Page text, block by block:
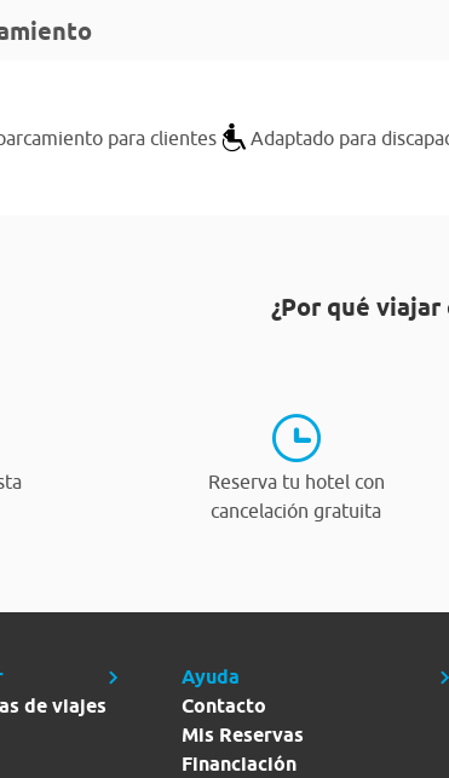
para clientes Adaptado para
¿Por qué
Reserva tu hotel con
cancelación gratuita
de viajes
Ayuda
Contacto
Mis Reservas
Financiación